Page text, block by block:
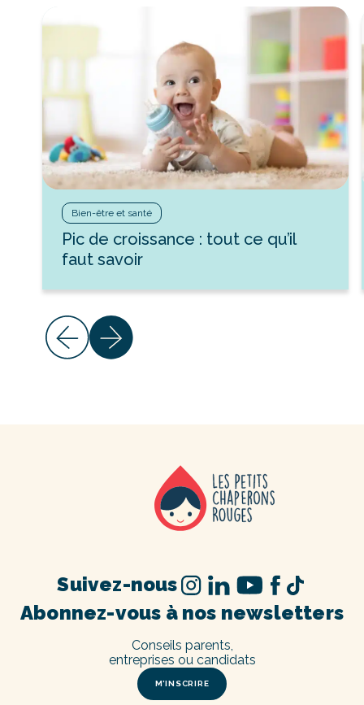
Bien-être et santé
Pic de croissance : tout ce qu’il
faut savoir
Abonnez-vous à nos newsletters
M’INSCRIRE
Conseils parents,
entreprises ou candidats
Suivez-nous